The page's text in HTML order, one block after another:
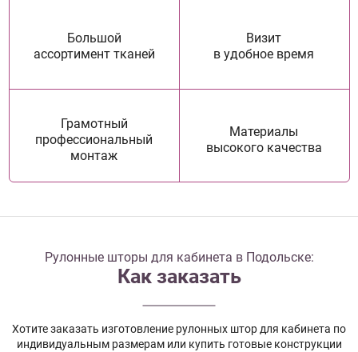
Большой
ассортимент тканей
Визит
в удобное время
Грамотный
профессиональный
монтаж
Материалы
высокого качества
Рулонные шторы для кабинета в Подольске:
Как заказать
Хотите заказать изготовление рулонных штор для кабинета по
индивидуальным размерам или купить готовые конструкции